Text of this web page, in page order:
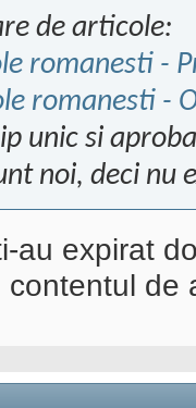
de articole:
romanesti -
romanesti -
unic si
noi, deci nu
au expirat
de